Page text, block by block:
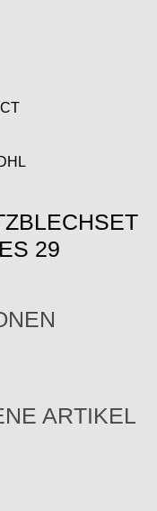
29
ARTIKEL